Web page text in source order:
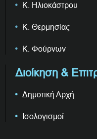
Κ. Ηλιοκάστρου
Κ. Θερμησίας
Κ. Φούρνων
Διοίκηση &
Δημοτική Αρχή
Ισολογισμοί